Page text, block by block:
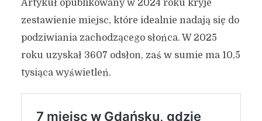
Artykuł opublikowany w 2024 roku kryje
zestawienie miejsc, które idealnie nadają się do
podziwiania zachodzącego słońca. W 2025
roku uzyskał 3607 odsłon, zaś w sumie ma 10,5
tysiąca wyświetleń.